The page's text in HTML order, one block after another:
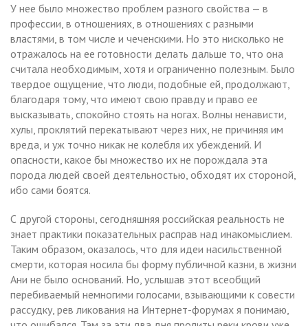
У нее было множество проблем разного свойства — в
профессии, в отношениях, в отношениях с разными
властями, в том числе и чеченскими. Но это нисколько не
отражалось на ее готовности делать дальше то, что она
считала необходимым, хотя и ограниченно полезным. Было
твердое ощущение, что люди, подобные ей, продолжают,
благодаря тому, что имеют свою правду и право ее
высказывать, спокойно стоять на ногах. Волны ненависти,
хулы, проклятий перекатывают через них, не причиняя им
вреда, и уж точно никак не колебля их убеждений. И
опасности, какое бы множество их не порождала эта
порода людей своей деятельностью, обходят их стороной,
ибо сами боятся.
С другой стороны, сегодняшняя российская реальность не
знает практики показательных расправ над инакомыслием.
Таким образом, оказалось, что для идеи насильственной
смерти, которая носила бы форму публичной казни, в жизни
Ани не было оснований. Но, услышав этот всеобщий
перебиваемый немногими голосами, взывающими к совести
рассудку, рев ликования на Интернет-форумах я понимаю,